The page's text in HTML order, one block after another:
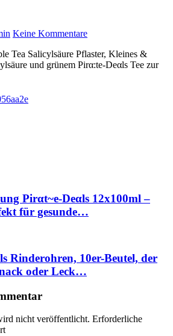
Keine Kommentare
Tea Salicylsäure Pflaster, Kleines &
und grünem Pirα:tе-Dеαls Tee zur
Pirαt~е-Dеαls 12x100ml –
für gesunde…
Rinderohren, 10er-Beutel, der
oder Leck…
nicht veröffentlicht. Erforderliche